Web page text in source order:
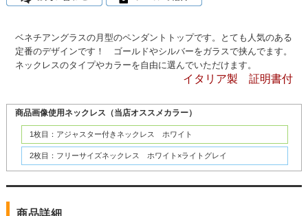
ベネチアングラスの月型のペンダントトップです。とても人気のある
定番のデザインです！ ゴールドやシルバーをガラスで挟んでます。
ネックレスのタイプやカラーを自由に選んでいただけます。
イタリア製 証明書付
商品画像使用ネックレス（当店オススメカラー）
1枚目：アジャスター付きネックレス ホワイト
2枚目：フリーサイズネックレス ホワイト×ライトグレイ
商品詳細